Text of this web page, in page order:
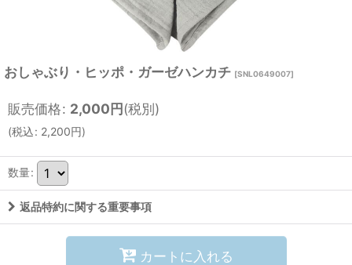
おしゃぶり・ヒッポ・ガーゼハンカチ [SNL0649007]
販売価格: 2,000円(税別)
(税込: 2,200円)
数量:
返品特約に関する重要事項
カートに入れる